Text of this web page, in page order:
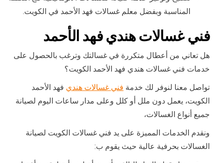
المناسبة وبفضل معلم غسالات فهد الأحمد في الكويت.
فني غسالات هندي فهد الأحمد
هل تعاني من أعطال متكررة في غسالتك وترغب بالحصول على
خدمات فني غسالات هندي فهد الأحمد الكويت؟
تواصل معنا لنوفر لك خدمة فني غسالات هندي فهد الأحمد
الكويت، يعمل دون ملل أو كلل وعلى مدار ساعات اليوم لصيانة
جميع أنواع الغسالات،
ونقدم الخدمات المميزة على يد فني غسالات الكويت لصيانة
الغسالات بحرفية عالية حيث يقوم ب: